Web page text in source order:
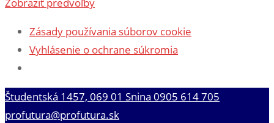
Zobraziť predvoľby
Zásady používania súborov cookie
Vyhlásenie o ochrane súkromia
Študentská 1457, 069 01 Snina 0905 614 705
profutura@profutura.sk